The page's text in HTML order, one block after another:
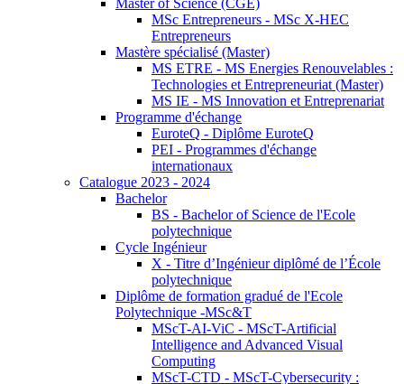
Master of Science (CGE)
MSc Entrepreneurs - MSc X-HEC
Entrepreneurs
Mastère spécialisé (Master)
MS ETRE - MS Energies Renouvelables :
Technologies et Entrepreneuriat (Master)
MS IE - MS Innovation et Entreprenariat
Programme d'échange
EuroteQ - Diplôme EuroteQ
PEI - Programmes d'échange
internationaux
Catalogue 2023 - 2024
Bachelor
BS - Bachelor of Science de l'Ecole
polytechnique
Cycle Ingénieur
X - Titre d’Ingénieur diplômé de l’École
polytechnique
Diplôme de formation gradué de l'Ecole
Polytechnique -MSc&T
MScT-AI-ViC - MScT-Artificial
Intelligence and Advanced Visual
Computing
MScT-CTD - MScT-Cybersecurity :